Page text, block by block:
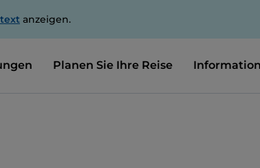
anzeigen.
Planen Sie Ihre Reise